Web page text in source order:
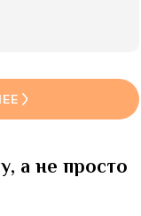
а не просто